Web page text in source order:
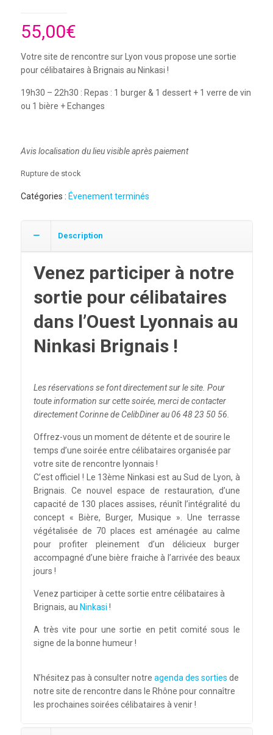
55,00€
Votre site de rencontre sur Lyon vous propose une sortie
pour célibataires à Brignais au Ninkasi !
19h30 – 22h30 : Repas : 1 burger & 1 dessert + 1 verre de vin
ou 1 bière + Echanges
Avis localisation du lieu visible après paiement
Rupture de stock
Catégories : Évenement terminés
Description
Venez participer à notre
sortie pour célibataires
dans l’Ouest Lyonnais au
Ninkasi Brignais !
Les réservations se font directement sur le site. Pour
toute information sur cette soirée, merci de contacter
directement Corinne de CelibDiner au 06 48 23 50 56.
Offrez-vous un moment de détente et de sourire le
temps d’une soirée entre célibataires organisée par
votre site de rencontre lyonnais !
C’est officiel ! Le 13ème Ninkasi est au Sud de Lyon, à
Brignais. Ce nouvel espace de restauration, d’une
capacité de 130 places assises, réunît l’intégralité du
concept « Bière, Burger, Musique ». Une terrasse
végétalisée de 70 places est aménagée au calme
pour profiter pleinement d’un délicieux burger
accompagné d’une bière fraiche à l’arrivée des beaux
jours !
Venez participer à cette sortie entre célibataires à
Brignais, au Ninkasi !
A très vite pour une sortie en petit comité sous le
signe de la bonne humeur !
N’hésitez pas à consulter notre agenda des sorties de
notre site de rencontre dans le Rhône pour connaître
les prochaines soirées célibataires à venir !